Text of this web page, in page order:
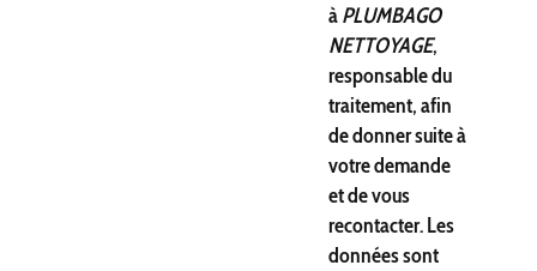
àPLUMBAGO
NETTOYAGE,
responsable du
traitement, afin
de donner suite à
votre demande
et de vous
recontacter. Les
données sont